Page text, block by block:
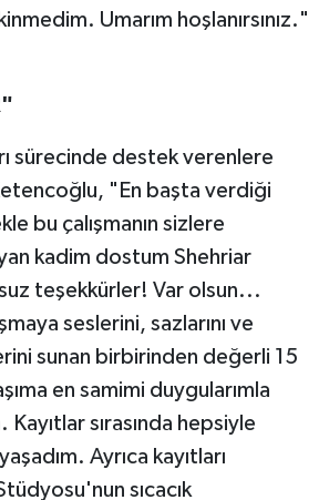
Umarım hoşlanırsınız."
sürecinde destek verenlere
"En başta verdiği
bu çalışmanın sizlere
kadim dostum Shehriar
teşekkürler! Var olsun...
seslerini, sazlarını ve
sunan birbirinden değerli 15
en samimi duygularımla
sırasında hepsiyle
Ayrıca kayıtları
sıcacık